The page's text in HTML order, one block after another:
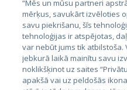
Latvija
Lietuva
“Mēs un mūsu partneri
mērķus, savukārt izvēloties
savu piekrišanu, šīs
tehnoloģijas ir atspējotas,
var nebūt jums tik
jebkurā laikā mainītu savu
noklikšķinot uz saites
apakšā vai uz peldošās